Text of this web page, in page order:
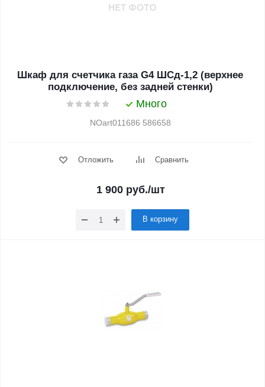
Шкаф для счетчика газа G4 ШСд-1,2 (верхнее
подключение, без задней стенки)
Много
NOart011686 586658
Отложить Сравнить
1 900руб./шт
В корзину